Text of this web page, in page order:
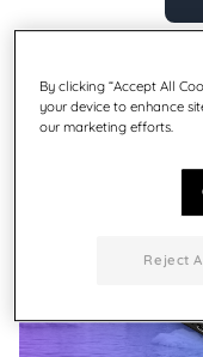
By clicking “Accept All
your device to enhance
our marketing efforts.
Reject